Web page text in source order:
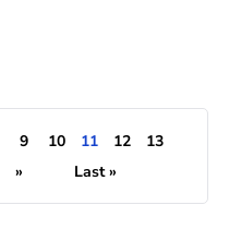
9 10 11 12
13
» Last »